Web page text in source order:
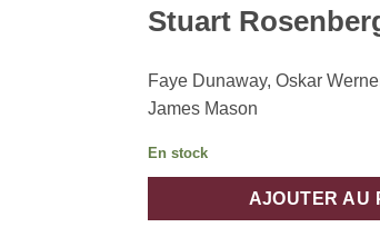
Stuart
Faye Dunaway, Oskar
James Mason
En stock
AJOUTER AU